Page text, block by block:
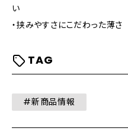
い
・挟みやすさにこだわった薄さ
TAG
#新商品情報